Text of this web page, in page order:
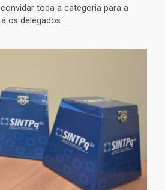
toda a categoria para a
os delegados ...